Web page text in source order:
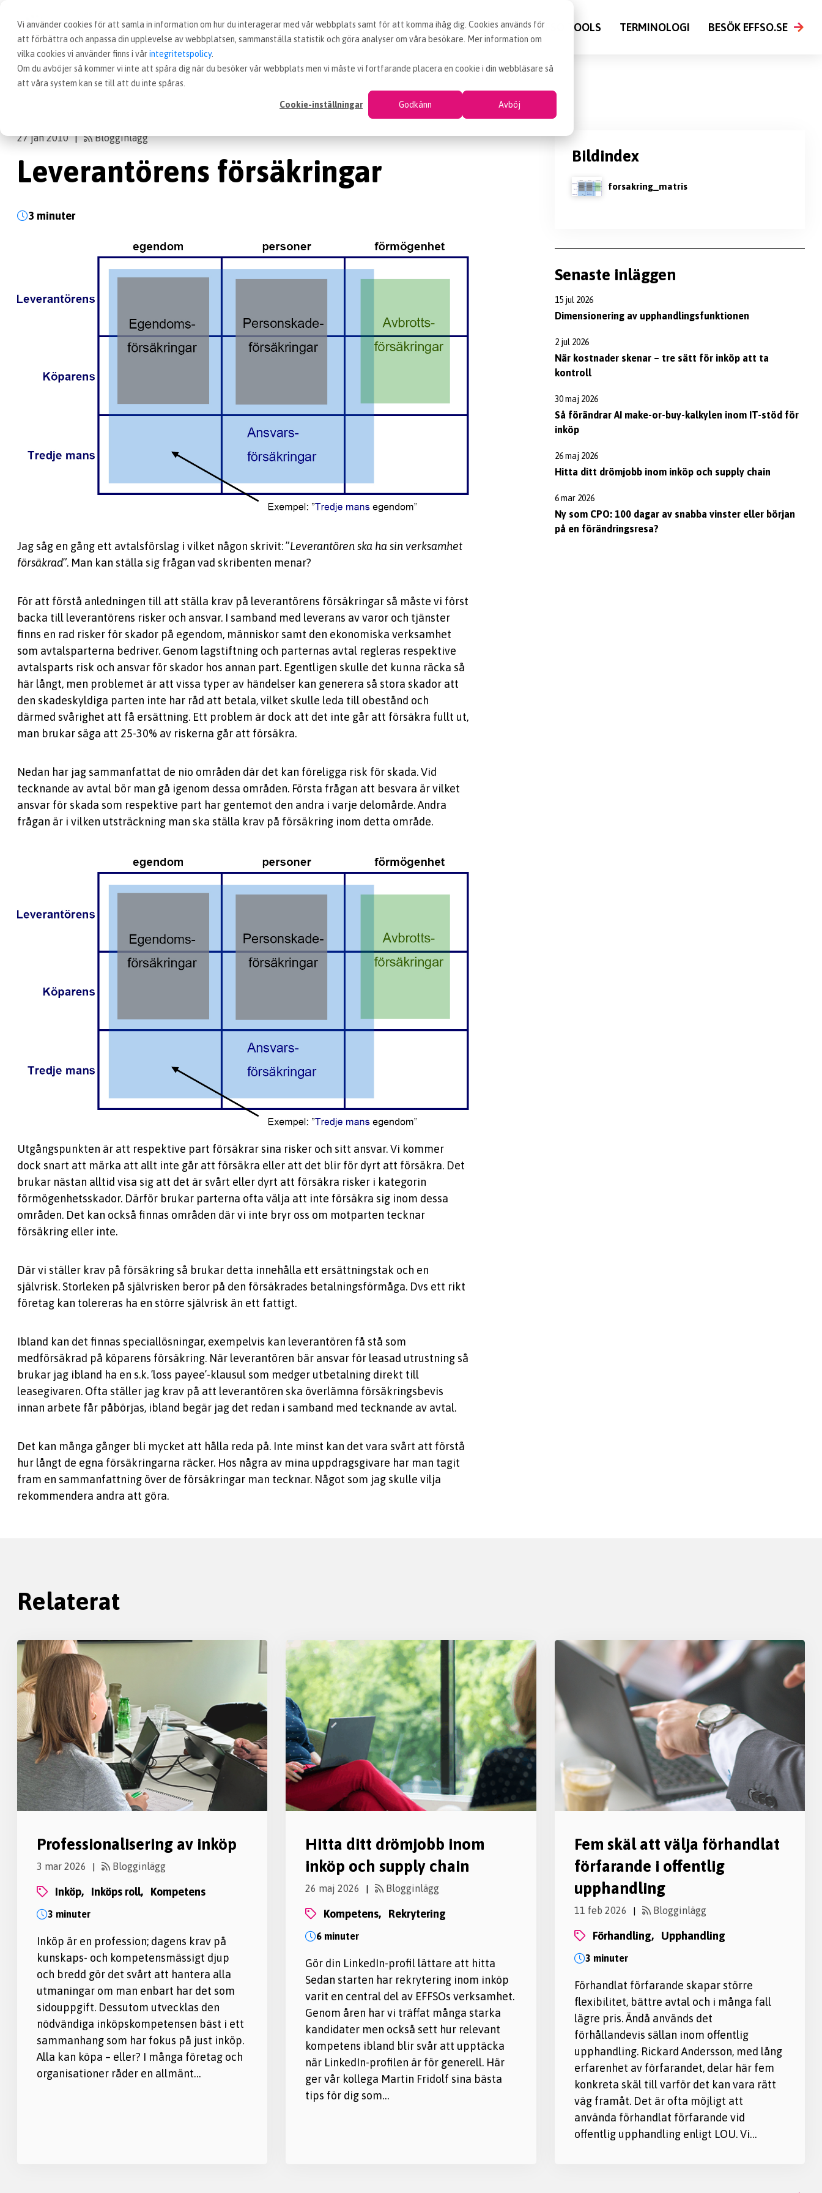
Vi använder cookies för att samla in information om hur du interagerar med vår webbplats samt för att komma ihåg dig. Cookies används för
att förbättra och anpassa din upplevelse av webbplatsen, sammanställa statistik och göra analyser om våra besökare. Mer information om
vilka cookies vi använder finns i vårintegritetspolicy.
Om du avböjer så kommer vi inte att spåra dig när du besöker vår webbplats men vi måste vi fortfarande placera en cookie i din webbläsare så
att våra system kan se till att du inte spåras.
Cookie-inställningar Godkänn Avböj
BLOGG ARTIKLAR VAD ÄR INKÖP OM EFFSO TOOLS TERMINOLOGI BESÖK EFFSO.SE
Blogg Leverantörens försäkringar
27 jan 2010 | Blogginlägg
Leverantörens försäkringar
3 minuter
Jag såg en gång ett avtalsförslag i vilket någon skrivit: ”Leverantören ska ha sin verksamhet
försäkrad”. Man kan ställa sig frågan vad skribenten menar?
För att förstå anledningen till att ställa krav på leverantörens försäkringar så måste vi först
backa till leverantörens risker och ansvar. I samband med leverans av varor och tjänster
finns en rad risker för skador på egendom, människor samt den ekonomiska verksamhet
som avtalsparterna bedriver. Genom lagstiftning och parternas avtal regleras respektive
avtalsparts risk och ansvar för skador hos annan part. Egentligen skulle det kunna räcka så
här långt, men problemet är att vissa typer av händelser kan generera så stora skador att
den skadeskyldiga parten inte har råd att betala, vilket skulle leda till obestånd och
därmed svårighet att få ersättning. Ett problem är dock att det inte går att försäkra fullt ut,
man brukar säga att 25-30% av riskerna går att försäkra.
Nedan har jag sammanfattat de nio områden där det kan föreligga risk för skada. Vid
tecknande av avtal bör man gå igenom dessa områden. Första frågan att besvara är vilket
ansvar för skada som respektive part har gentemot den andra i varje delomårde. Andra
frågan är i vilken utsträckning man ska ställa krav på försäkring inom detta område.
Utgångspunkten är att respektive part försäkrar sina risker och sitt ansvar. Vi kommer
dock snart att märka att allt inte går att försäkra eller att det blir för dyrt att försäkra. Det
brukar nästan alltid visa sig att det är svårt eller dyrt att försäkra risker i kategorin
förmögenhetsskador. Därför brukar parterna ofta välja att inte försäkra sig inom dessa
områden. Det kan också finnas områden där vi inte bryr oss om motparten tecknar
försäkring eller inte.
Där vi ställer krav på försäkring så brukar detta innehålla ett ersättningstak och en
självrisk. Storleken på självrisken beror på den försäkrades betalningsförmåga. Dvs ett rikt
företag kan tolereras ha en större självrisk än ett fattigt.
Ibland kan det finnas speciallösningar, exempelvis kan leverantören få stå som
medförsäkrad på köparens försäkring. När leverantören bär ansvar för leasad utrustning så
brukar jag ibland ha en s.k. ’loss payee’-klausul som medger utbetalning direkt till
leasegivaren. Ofta ställer jag krav på att leverantören ska överlämna försäkringsbevis
innan arbete får påbörjas, ibland begär jag det redan i samband med tecknande av avtal.
Det kan många gånger bli mycket att hålla reda på. Inte minst kan det vara svårt att förstå
hur långt de egna försäkringarna räcker. Hos några av mina uppdragsgivare har man tagit
fram en sammanfattning över de försäkringar man tecknar. Något som jag skulle vilja
rekommendera andra att göra.
Bildindex
forsakring_matris
Senaste inläggen
15 jul 2026
Dimensionering av upphandlingsfunktionen
2 jul 2026
När kostnader skenar – tre sätt för inköp att ta
kontroll
30 maj 2026
Så förändrar AI make-or-buy-kalkylen inom IT-stöd för
inköp
26 maj 2026
Hitta ditt drömjobb inom inköp och supply chain
6 mar 2026
Ny som CPO: 100 dagar av snabba vinster eller början
på en förändringsresa?
Relaterat
Professionalisering av inköp
3 mar 2026 | Blogginlägg
inköp, inköps roll, kompetens
3 minuter
Inköp är en profession; dagens krav på
kunskaps- och kompetensmässigt djup
och bredd gör det svårt att hantera alla
utmaningar om man enbart har det som
sidouppgift. Dessutom utvecklas den
nödvändiga inköpskompetensen bäst i ett
sammanhang som har fokus på just inköp.
Alla kan köpa – eller? I många företag och
organisationer råder en allmänt…
Hitta ditt drömjobb inom
inköp och supply chain
26 maj 2026 | Blogginlägg
kompetens, rekrytering
6 minuter
Gör din LinkedIn-profil lättare att hitta
Sedan starten har rekrytering inom inköp
varit en central del av EFFSOs verksamhet.
Genom åren har vi träffat många starka
kandidater men också sett hur relevant
kompetens ibland blir svår att upptäcka
när LinkedIn-profilen är för generell. Här
ger vår kollega Martin Fridolf sina bästa
tips för dig som…
Fem skäl att välja förhandlat
förfarande i offentlig
upphandling
11 feb 2026 | Blogginlägg
förhandling, upphandling
3 minuter
Förhandlat förfarande skapar större
flexibilitet, bättre avtal och i många fall
lägre pris. Ändå används det
förhållandevis sällan inom offentlig
upphandling. Rickard Andersson, med lång
erfarenhet av förfarandet, delar här fem
konkreta skäl till varför det kan vara rätt
väg framåt. Det är ofta möjligt att
använda förhandlat förfarande vid
offentlig upphandling enligt LOU. Vi…